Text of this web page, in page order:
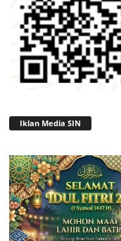
Iklan Media SIN